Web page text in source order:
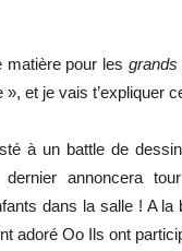
matière pour les grands
et je vais t’expliquer
à un battle de
annoncera
dans la salle ! A la
adoré Oo Ils ont